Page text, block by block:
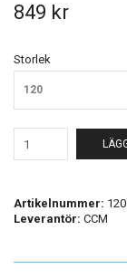
849 kr
Storlek
120
Artikelnummer: 120
Leverantör: CCM